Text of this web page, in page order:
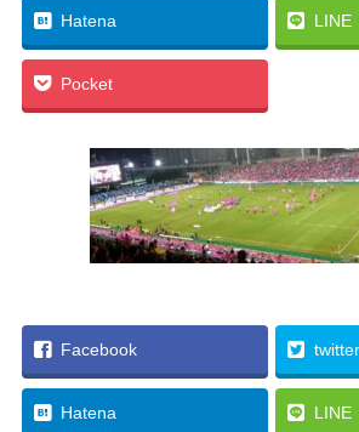
Hatena LINE
Pocket
Facebook twitter
Hatena LINE